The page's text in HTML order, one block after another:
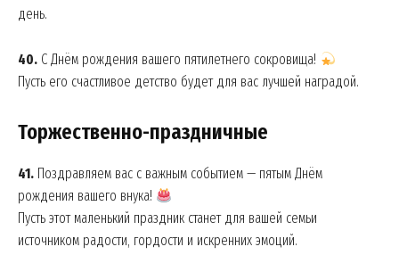
день.
40. С Днём рождения вашего пятилетнего сокровища!
Пусть его счастливое детство будет для вас лучшей наградой.
Торжественно-праздничные
41. Поздравляем вас с важным событием — пятым Днём
рождения вашего внука!
Пусть этот маленький праздник станет для вашей семьи
источником радости, гордости и искренних эмоций.